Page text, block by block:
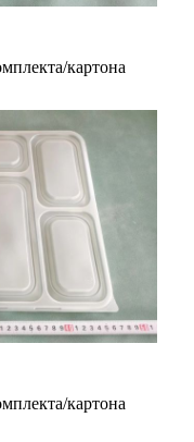
картона
картона